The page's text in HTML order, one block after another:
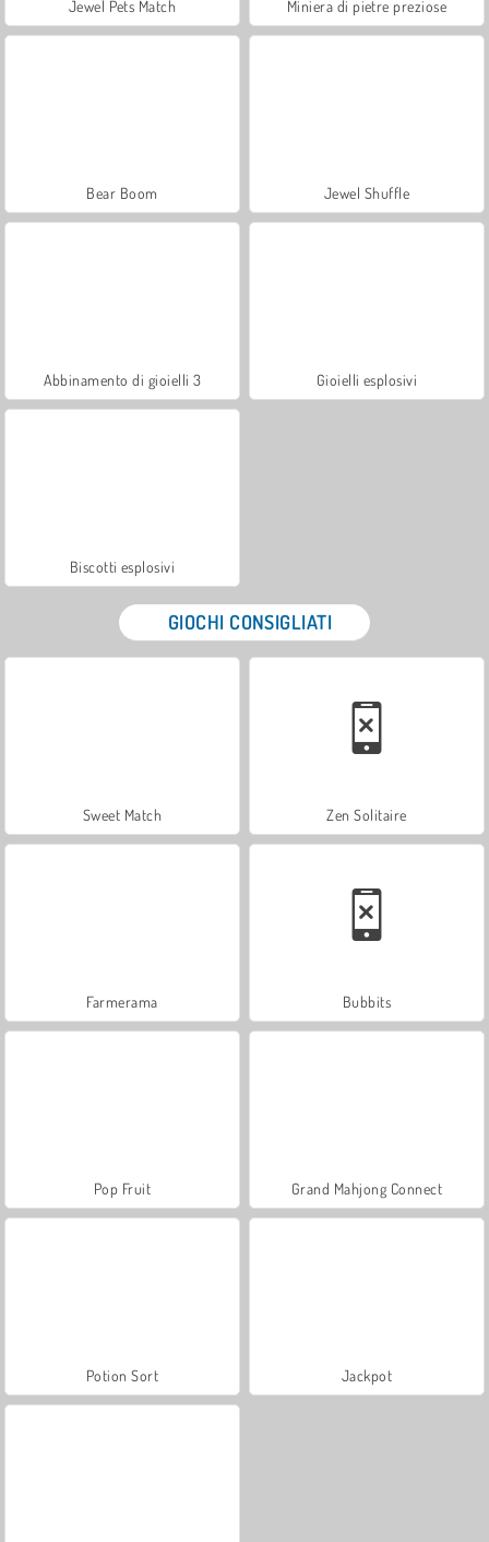
Jewel Pets Match Miniera di pietre preziose
Bear Boom Jewel Shuffle
Abbinamento di gioielli 3 Gioielli esplosivi
Biscotti esplosivi
GIOCHI CONSIGLIATI
Sweet Match Zen Solitaire
Farmerama Bubbits
Pop Fruit Grand Mahjong Connect
Potion Sort Jackpot